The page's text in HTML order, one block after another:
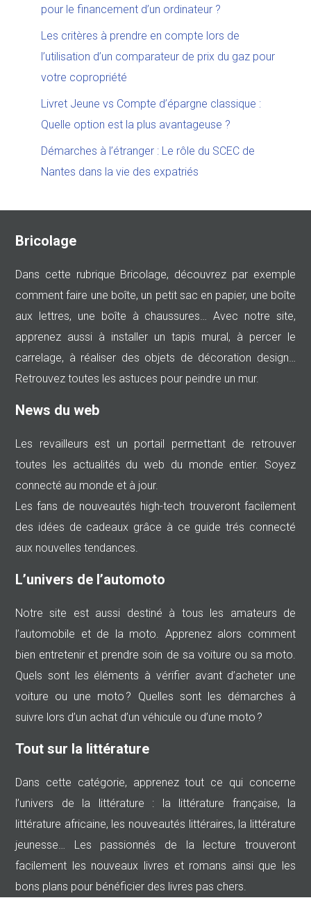
pour le financement d’un ordinateur ?
Les critères à prendre en compte lors de
l’utilisation d’un comparateur de prix du gaz pour
votre copropriété
Livret Jeune vs Compte d’épargne classique :
Quelle option est la plus avantageuse ?
Démarches à l’étranger : Le rôle du SCEC de
Nantes dans la vie des expatriés
Bricolage
Dans cette rubrique Bricolage, découvrez par exemple
comment faire une boîte, un petit sac en papier, une boîte
aux lettres, une boîte à chaussures… Avec notre site,
apprenez aussi à installer un tapis mural, à percer le
carrelage, à réaliser des objets de décoration design…
Retrouvez toutes les astuces pour peindre un mur.
News du web
Les revailleurs est un portail permettant de retrouver
toutes les actualités du web du monde entier. Soyez
connecté au monde et à jour.
Les fans de nouveautés high-tech trouveront facilement
des idées de cadeaux grâce à ce guide trés connecté
aux nouvelles tendances.
L’univers de l’automoto
Notre site est aussi destiné à tous les amateurs de
l’automobile et de la moto. Apprenez alors comment
bien entretenir et prendre soin de sa voiture ou sa moto.
Quels sont les éléments à vérifier avant d’acheter une
voiture ou une moto ? Quelles sont les démarches à
suivre lors d’un achat d’un véhicule ou d’une moto ?
Tout sur la littérature
Dans cette catégorie, apprenez tout ce qui concerne
l’univers de la littérature : la littérature française, la
littérature africaine, les nouveautés littéraires, la littérature
jeunesse… Les passionnés de la lecture trouveront
facilement les nouveaux livres et romans ainsi que les
bons plans pour bénéficier des livres pas chers.